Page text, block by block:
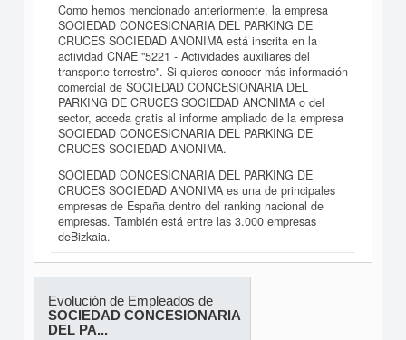
Como hemos mencionado anteriormente, la empresa
SOCIEDAD CONCESIONARIA DEL PARKING DE
CRUCES SOCIEDAD ANONIMA está inscrita en la
actividad CNAE "5221 - Actividades auxiliares del
transporte terrestre". Si quieres conocer más información
comercial de SOCIEDAD CONCESIONARIA DEL
PARKING DE CRUCES SOCIEDAD ANONIMA o del
sector, acceda gratis al informe ampliado de la empresa
SOCIEDAD CONCESIONARIA DEL PARKING DE
CRUCES SOCIEDAD ANONIMA.
SOCIEDAD CONCESIONARIA DEL PARKING DE
CRUCES SOCIEDAD ANONIMA es una de principales
empresas de España dentro del ranking nacional de
empresas. También está entre las 3.000 empresas
deBizkaia.
Evolución de Empleados de
SOCIEDAD CONCESIONARIA
DEL PA...